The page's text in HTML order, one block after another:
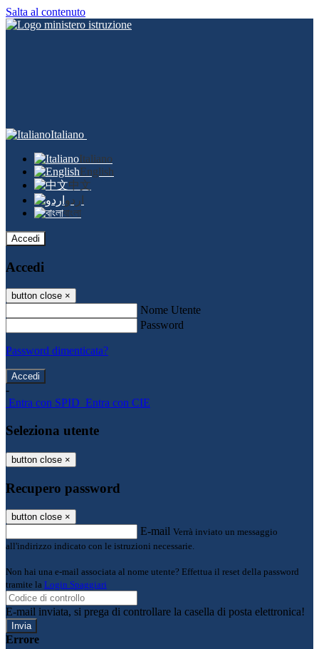
Salta al contenuto
Italiano
Italiano
English
中文
اردو
বাংলা
Accedi
Accedi
button close ×
Nome Utente
Password
Password dimenticata?
-
Entra con SPID Entra con CIE
Seleziona utente
button close ×
Recupero password
button close ×
E-mail Verrà inviato un messaggio
all'indirizzo indicato con le istruzioni necessarie.
Non hai una e-mail associata al nome utente? Effettua il reset della password
tramite la Login Spaggiari
E-mail inviata, si prega di controllare la casella di posta elettronica!
Errore